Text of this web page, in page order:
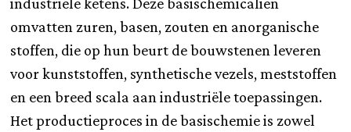
omvatten zuren, basen, zouten en anorganische
stoffen, die op hun beurt de bouwstenen leveren
voor kunststoffen, synthetische vezels, meststoffen
en een breed scala aan industriële toepassingen.
Het productieproces in de basischemie is zowel